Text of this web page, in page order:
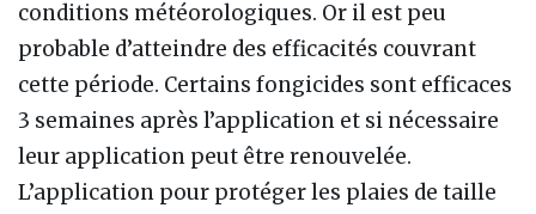
conditions météorologiques. Or il est peu
probable d’atteindre des efficacités couvrant
cette période. Certains fongicides sont efficaces
3 semaines après l’application et si nécessaire
leur application peut être renouvelée.
L’application pour protéger les plaies de taille